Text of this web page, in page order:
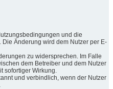
und die
Änderung wird dem Nutzer per E-
zu widersprechen. Im Falle
dem Betreiber und dem Nutzer
sofortiger Wirkung.
und verbindlich, wenn der Nutzer